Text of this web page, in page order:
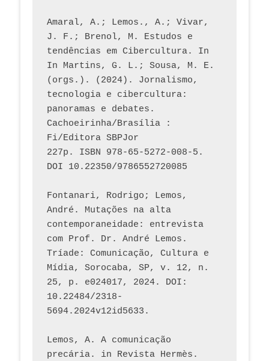
Amaral, A.; Lemos., A.; Vivar,
J. F.; Brenol, M. Estudos e
tendências em Cibercultura. In
In Martins, G. L.; Sousa, M. E.
(orgs.). (2024). Jornalismo,
tecnologia e cibercultura:
panoramas e debates.
Cachoeirinha/Brasília :
Fi/Editora SBPJor
227p. ISBN 978-65-5272-008-5.
DOI 10.22350/9786552720085
Fontanari, Rodrigo; Lemos,
André. Mutações na alta
contemporaneidade: entrevista
com Prof. Dr. André Lemos.
Tríade: Comunicação, Cultura e
Mídia, Sorocaba, SP, v. 12, n.
25, p. e024017, 2024. DOI:
10.22484/2318-
5694.2024v12id5633.
Lemos, A. A comunicação
precária. in Revista Hermès.